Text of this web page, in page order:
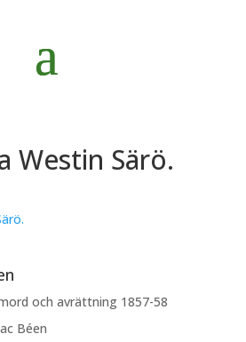
Westin Särö.
och avrättning 1857-58
Béen